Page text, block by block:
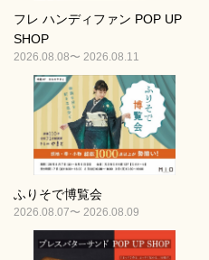
フレ ハンディファン POP UP
SHOP
2026.08.08〜 2026.08.11
ふりそで博覧会
2026.08.07〜 2026.08.09